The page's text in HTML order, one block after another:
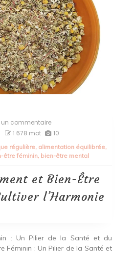
un commentaireon
Épanouissement
Bien-
Être
:
Cultiver
l’Harmonie
Intérieure
1 678 mot 10
régulière, alimentation équilibrée,
être féminin, bien-être mental
et Bien-Être
l’Harmonie
: Un Pilier de la Santé et du
Féminin : Un Pilier de la Santé et